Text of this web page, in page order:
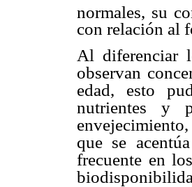
normales, su
con relación al
Al diferenciar
observan
edad, esto
nutrientes y
envejecimiento,
que se
frecuente en